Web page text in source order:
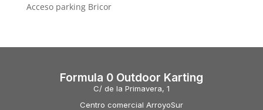
Acceso parking Bricor
Formula 0 Outdoor Karting
C/ de la Primavera, 1
Centro comercial ArroyoSur